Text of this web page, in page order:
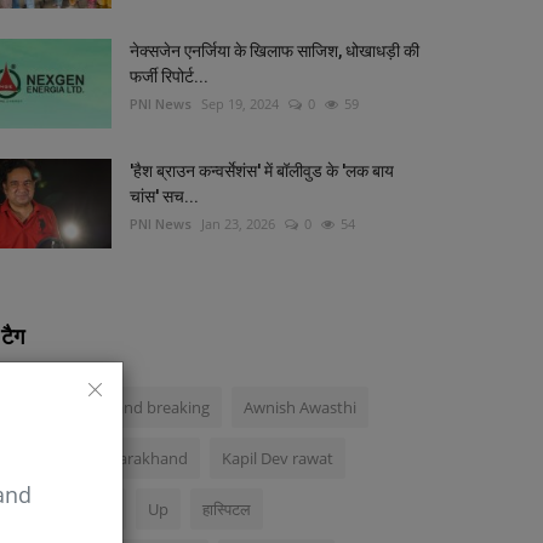
नेक्सजेन एनर्जिया के खिलाफ साजिश, धोखाधड़ी की
फर्जी रिपोर्ट...
PNI News Sep 19, 2024 0 59
'हैश ब्राउन कन्वर्सेशंस' में बॉलीवुड के 'लक बाय
चांस' सच...
PNI News Jan 23, 2026 0 54
टैग
Uttarakhand breaking Awnish Awasthi
Bjp in uttarakhand Kapil Dev rawat
bjp Up हास्पिटल